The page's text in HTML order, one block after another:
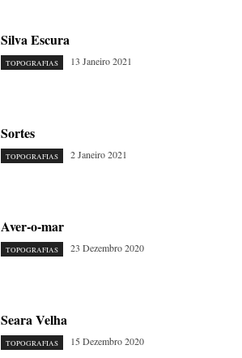
Silva Escura
TOPOGRAFIAS 13 Janeiro 2021
Sortes
TOPOGRAFIAS 2 Janeiro 2021
Aver-o-mar
TOPOGRAFIAS 23 Dezembro 2020
Seara Velha
TOPOGRAFIAS 15 Dezembro 2020